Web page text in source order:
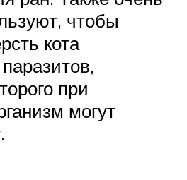
чтобы
кота
при
могут